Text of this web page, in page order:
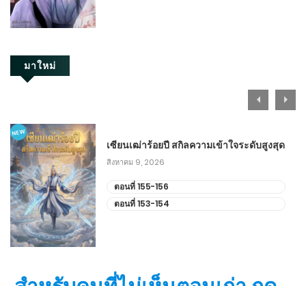
มาใหม่
NEW
เซียนเฒ่าร้อยปี สกิลความเข้าใจระดับสูงสุด
สิงหาคม 9, 2026
ตอนที่ 155-156
ตอนที่ 153-154